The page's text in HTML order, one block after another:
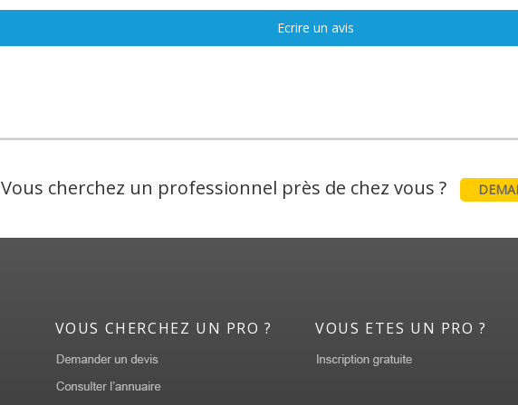
Ecrire un avis
Vous cherchez un professionnel près de chez vous ?
VOUS CHERCHEZ UN PRO ? VOUS ETES UN PRO ?